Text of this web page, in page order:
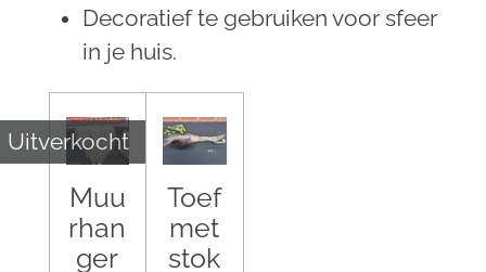
Decoratief te gebruiken voor sfeer
in je huis.
Uitverkocht
Muu
rhan
ger
Toef
met
stok